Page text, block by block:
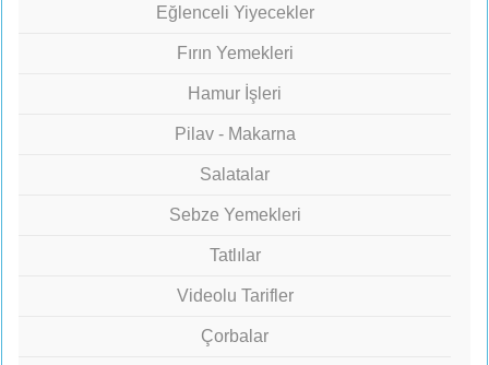
Eğlenceli Yiyecekler
Fırın Yemekleri
Hamur İşleri
Pilav - Makarna
Salatalar
Sebze Yemekleri
Tatlılar
Videolu Tarifler
Çorbalar